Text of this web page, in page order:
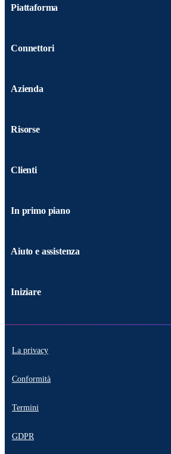
Piattaforma
Connettori
Azienda
Risorse
Clienti
In primo piano
Aiuto e assistenza
Iniziare
La privacy
Conformità
Termini
GDPR